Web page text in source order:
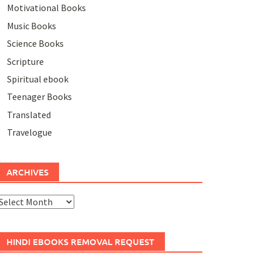
Motivational Books
Music Books
Science Books
Scripture
Spiritual ebook
Teenager Books
Translated
Travelogue
ARCHIVES
HINDI EBOOKS REMOVAL REQUEST